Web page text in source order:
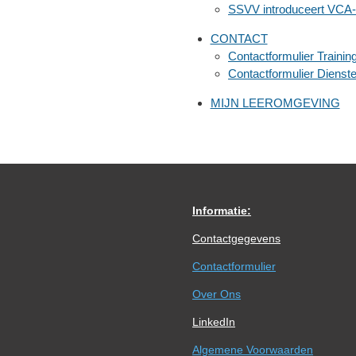
SSVV introduceert
CONTACT
Contactformulier
Contactformulier
MIJN LEEROMGEVING
Informatie:
Contactgegevens
Contactformulier
Over Ons
LinkedIn
Algemene Voorwaarden